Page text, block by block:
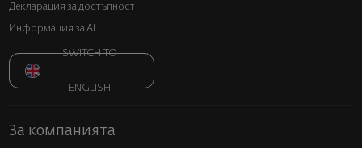
Декларация за достъпност
Информация за AI
SWITCH TO
ENGLISH
За компанията